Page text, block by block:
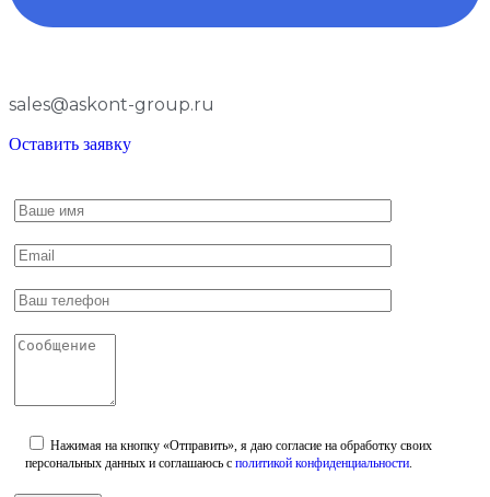
sales@askont-group.ru
Оставить заявку
Нажимая на кнопку «Отправить», я даю согласие на обработку своих
персональных данных и соглашаюсь с политикой конфиденциальности